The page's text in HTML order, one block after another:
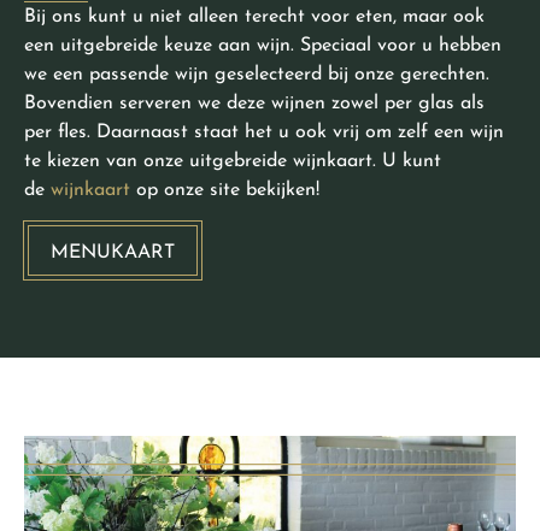
Bij ons kunt u niet alleen terecht voor eten, maar ook
een uitgebreide keuze aan wijn. Speciaal voor u hebben
we een passende wijn geselecteerd bij onze gerechten.
Bovendien serveren we deze wijnen zowel per glas als
per fles. Daarnaast staat het u ook vrij om zelf een wijn
te kiezen van onze uitgebreide wijnkaart. U kunt
de wijnkaart op onze site bekijken!
MENUKAART